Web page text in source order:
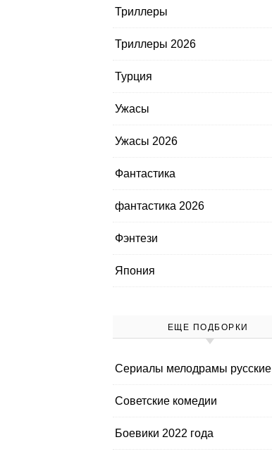
Триллеры
Триллеры 2026
Турция
Ужасы
Ужасы 2026
Фантастика
фантастика 2026
Фэнтези
Япония
ЕЩЕ ПОДБОРКИ
Cериалы мелодрамы русские
Cоветские комедии
Боевики 2022 года